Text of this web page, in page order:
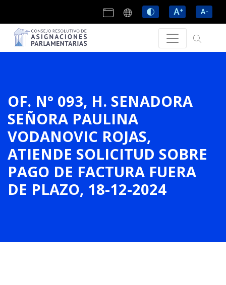
OF. N° 093, H. SENADORA
SEÑORA PAULINA
VODANOVIC ROJAS,
ATIENDE SOLICITUD SOBRE
PAGO DE FACTURA FUERA
DE PLAZO, 18-12-2024